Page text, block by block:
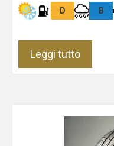
D B
Leggi tutto